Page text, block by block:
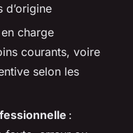
d’origine
charge
courants, voire
selon les
: